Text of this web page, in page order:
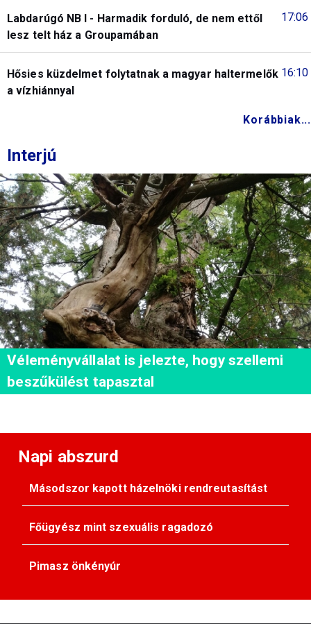
17:06
Labdarúgó NB I - Harmadik forduló, de nem ettől
lesz telt ház a Groupamában
16:10
Hősies küzdelmet folytatnak a magyar haltermelők
a vízhiánnyal
Korábbiak...
Interjú
Véleményvállalat is jelezte, hogy szellemi
beszűkülést tapasztal
Napi abszurd
Másodszor kapott házelnöki rendreutasítást
Főügyész mint szexuális ragadozó
Pimasz önkényúr